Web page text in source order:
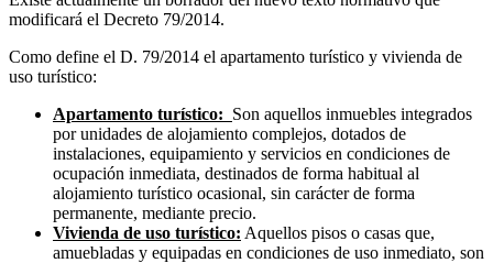
modificará el Decreto 79/2014.
Como define el D. 79/2014 el apartamento turístico y vivienda de
uso turí­stico:
Apartamento turí­stico: Son aquellos inmuebles integrados
por unidades de alojamiento complejos, dotados de
instalaciones, equipamiento y servicios en condiciones de
ocupación inmediata, destinados de forma habitual al
alojamiento turí­stico ocasional, sin carácter de forma
permanente, mediante precio.
Vivienda de uso turí­stico: Aquellos pisos o casas que,
amuebladas y equipadas en condiciones de uso inmediato, son